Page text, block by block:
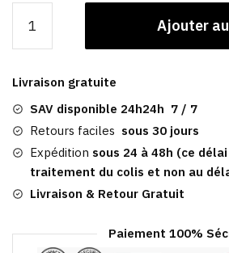
Casquette
|
Sunderland
Ajouter
Livraison gratuite
SAV disponible 24h24h 7 / 7
Retours faciles sous 30 jours
Expédition sous 24 à 48h (ce
traitement du colis et non au
Livraison & Retour Gratuit
Paiement 100%